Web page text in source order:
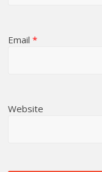
Email*
Website